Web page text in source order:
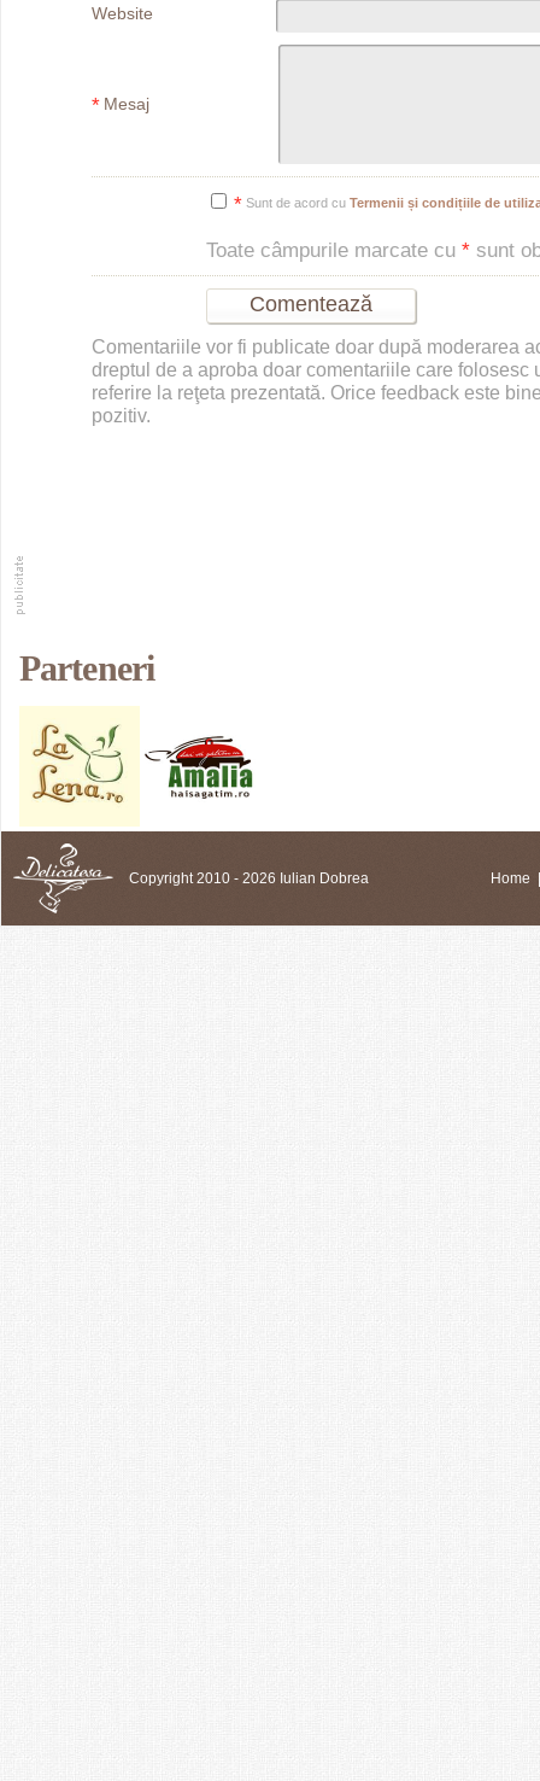
Website
* Mesaj
* Sunt de acord cu Termenii și condițiile de
Toate câmpurile marcate cu * sunt
Comentariile vor fi publicate doar după moderarea
dreptul de a aproba doar comentariile care folosesc
referire la reţeta prezentată. Orice feedback este
pozitiv.
Parteneri
Copyright 2010 - 2026 Iulian Dobrea Home |